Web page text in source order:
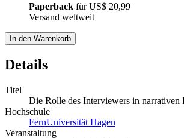
Paperback fürUS$ 20,99
Versand weltweit
In den Warenkorb
Details
Titel
Die Rolle des Interviewers in narrativen
Hochschule
FernUniversität Hagen
Veranstaltung